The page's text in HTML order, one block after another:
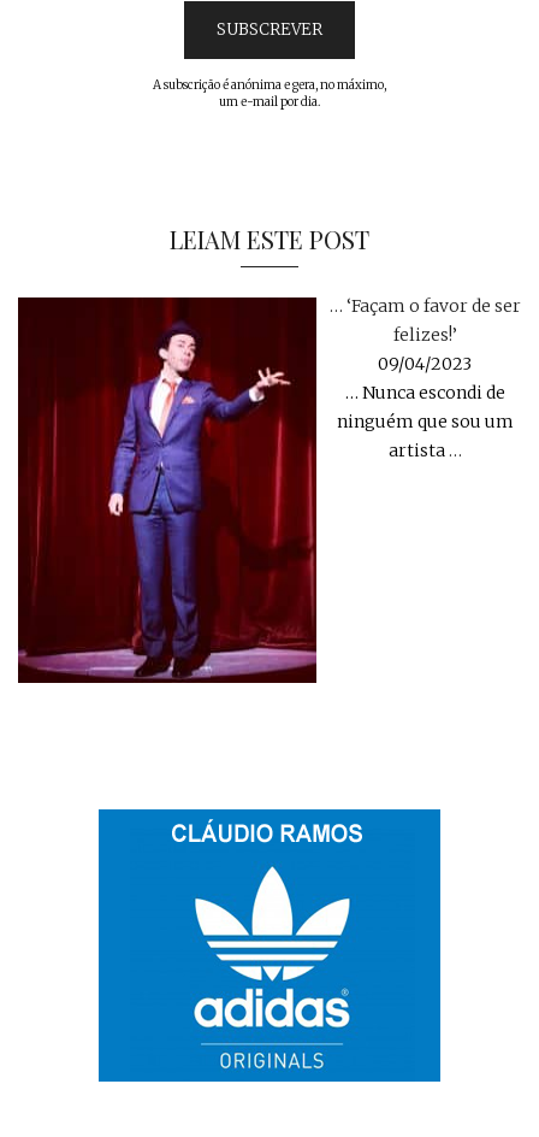
A subscrição é anónima e gera, no máximo,
um e-mail por dia.
LEIAM ESTE POST
… ‘Façam o favor de ser
felizes!’
09/04/2023
… Nunca escondi de
ninguém que sou um
artista…